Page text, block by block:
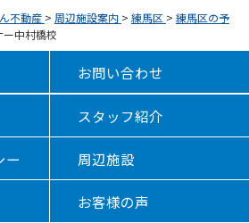
不動産 > 周辺施設案内 > 練馬区 > 練馬区の予
中村橋校
お問い合わせ
スタッフ紹介
ー 周辺施設
お客様の声